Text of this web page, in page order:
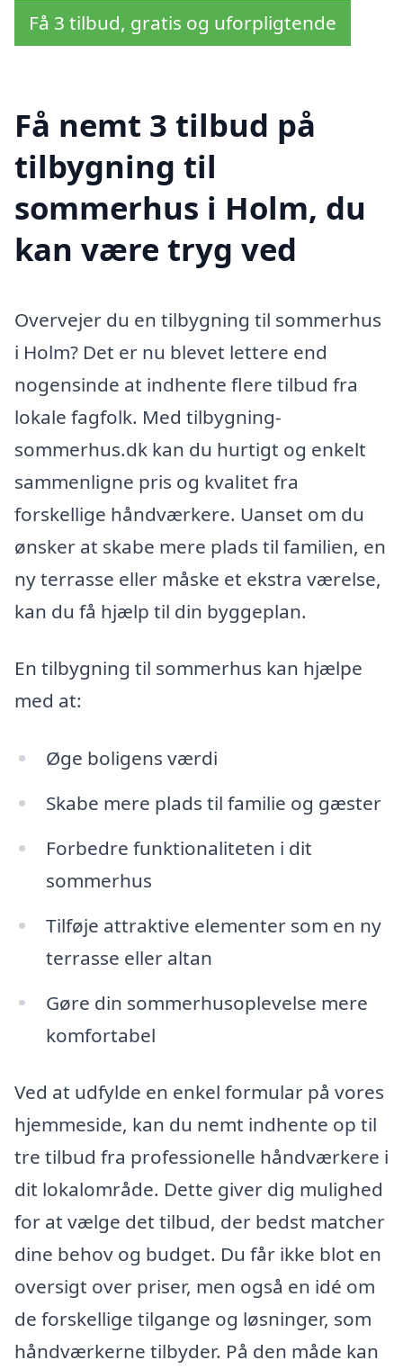
Få 3 tilbud, gratis og uforpligtende
Få nemt 3 tilbud på
tilbygning til
sommerhus i Holm, du
kan være tryg ved
Overvejer du en tilbygning til sommerhus
i Holm? Det er nu blevet lettere end
nogensinde at indhente flere tilbud fra
lokale fagfolk. Med tilbygning-
sommerhus.dk kan du hurtigt og enkelt
sammenligne pris og kvalitet fra
forskellige håndværkere. Uanset om du
ønsker at skabe mere plads til familien, en
ny terrasse eller måske et ekstra værelse,
kan du få hjælp til din byggeplan.
En tilbygning til sommerhus kan hjælpe
med at:
Øge boligens værdi
Skabe mere plads til familie og gæster
Forbedre funktionaliteten i dit
sommerhus
Tilføje attraktive elementer som en ny
terrasse eller altan
Gøre din sommerhusoplevelse mere
komfortabel
Ved at udfylde en enkel formular på vores
hjemmeside, kan du nemt indhente op til
tre tilbud fra professionelle håndværkere i
dit lokalområde. Dette giver dig mulighed
for at vælge det tilbud, der bedst matcher
dine behov og budget. Du får ikke blot en
oversigt over priser, men også en idé om
de forskellige tilgange og løsninger, som
håndværkerne tilbyder. På den måde kan